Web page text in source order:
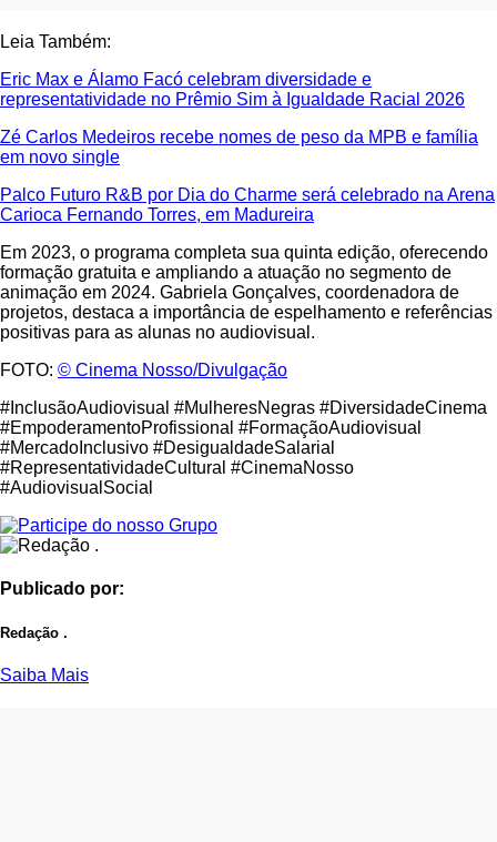
Leia Também:
Eric Max e Álamo Facó celebram diversidade e
representatividade no Prêmio Sim à Igualdade Racial 2026
Zé Carlos Medeiros recebe nomes de peso da MPB e família
em novo single
Palco Futuro R&B por Dia do Charme será celebrado na Arena
Carioca Fernando Torres, em Madureira
Em 2023, o programa completa sua quinta edição, oferecendo
formação gratuita e ampliando a atuação no segmento de
animação em 2024. Gabriela Gonçalves, coordenadora de
projetos, destaca a importância de espelhamento e referências
positivas para as alunas no audiovisual.
FOTO: © Cinema Nosso/Divulgação
#InclusãoAudiovisual #MulheresNegras #DiversidadeCinema
#EmpoderamentoProfissional #FormaçãoAudiovisual
#MercadoInclusivo #DesigualdadeSalarial
#RepresentatividadeCultural #CinemaNosso
#AudiovisualSocial
Publicado por:
Redação .
Saiba Mais